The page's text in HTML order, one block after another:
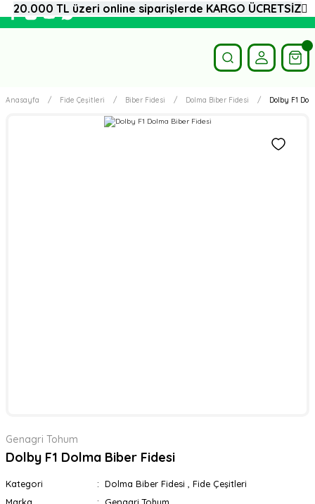
Anasayfa Fide Çeşitleri Biber Fidesi Dolma Biber Fidesi Dolby F1
Genagri Tohum
Dolby F1 Dolma Biber Fidesi
Kategori Dolma Biber Fidesi
Fide Çeşitleri
20.000 TL üzeri online siparişlerde KARGO ÜCRETSİZ